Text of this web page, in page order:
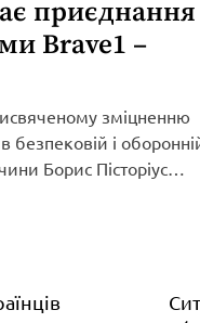
Brave1 –
зміцненню
безпековій і
Борис Пісторіус